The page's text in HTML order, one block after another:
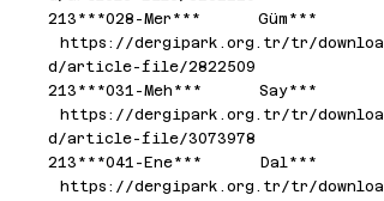
213***028-Mer*** Güm***
https://dergipark.org.tr/tr/downloa
d/article-file/2822509
213***031-Meh*** Say***
https://dergipark.org.tr/tr/downloa
d/article-file/3073978
213***041-Ene*** Dal***
https://dergipark.org.tr/tr/downloa